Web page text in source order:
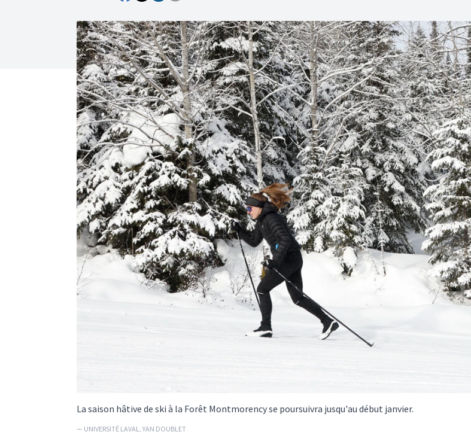
La saison hâtive de ski à la Forêt Montmorency se poursuivra jusqu'au début janvier.
— UNIVERSITÉ LAVAL, YAN DOUBLET